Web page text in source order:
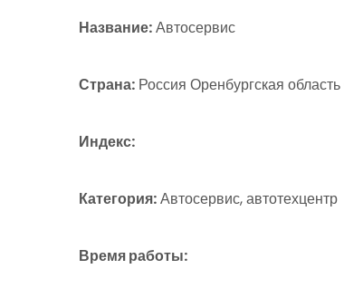
Название:Автосервис
Страна: Россия Оренбургская
Индекс:
Категория:Автосервис, автотехцентр
Время работы: